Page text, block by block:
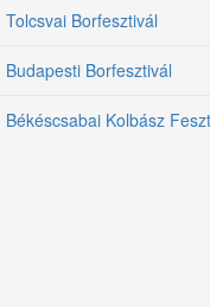
Tolcsvai Borfesztivál
Budapesti Borfesztivál
Békéscsabai Kolbász